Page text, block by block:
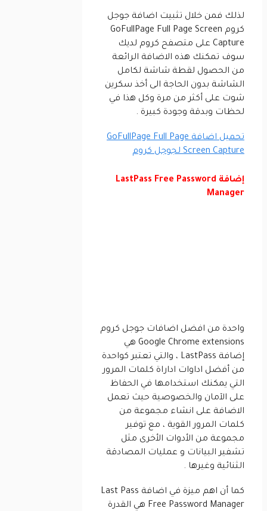
لذلك فمن خلال تثبيت اضافة جوجل
كروم GoFullPage Full Page Screen
Capture على متصفح كروم لديك
سوف تمكنك هذه الاضافة الرائعة
من الحصول لقطة شاشة لكامل
الشاشة بدون الحاجة الى أخذ سكرين
شوت على أكثر من مرة وكل هذا في
لحظات وبدقة وجودة كبيرة .
تحميل اضافة GoFullPage Full Page
Screen Capture لجوجل كروم
إضافة LastPass Free Password
Manager
واحدة من افضل اضافات جوجل كروم
Google Chrome extensions هي
إضافة LastPass ، والتي تعتبر كواحدة
من أفضل اداوات اداراة كلمات المرور
التي يمكنك استخدامها في الحفاظ
على الآمان والخصوصية حيث تعمل
الاضافة على انشاء مجموعة من
كلمات المرور القوية ، مع توفير
مجموعة من الأدوات الأخرى مثل
تشفير البيانات و عمليات المصادقة
الثنائية وغيرها .
كما أن اهم ميزة في اضافة Last Pass
Free Password Manager هي القدرة